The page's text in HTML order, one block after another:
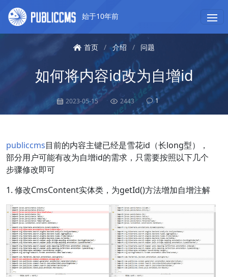
始于10年前
首页 / 介绍 / 问题
如何将内容id改为自增id
2023-05-15 2443 1
publiccms目前的内容主键已经是雪花id（长long型），
部分用户可能有改为自增id的需求，只需要按照以下几个
步骤修改即可
1. 修改CmsContent实体类，为getId()方法增加自增注解